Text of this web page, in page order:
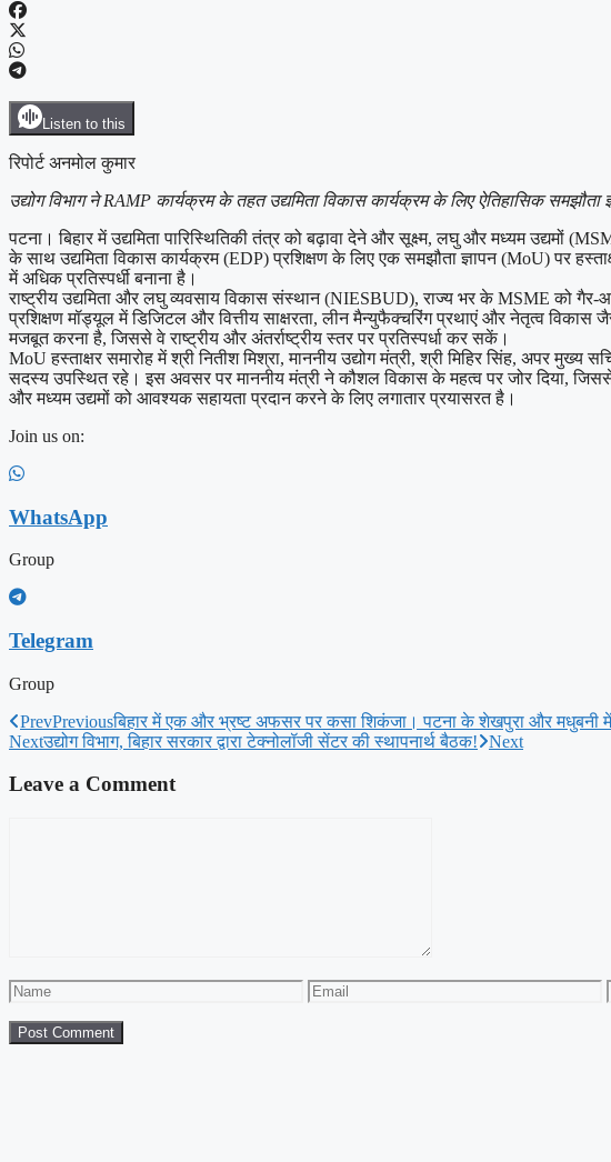
Listen to this
रिपोर्ट अनमोल कुमार
उद्योग विभाग ने RAMP कार्यक्रम के तहत उद्यमिता विकास कार्यक्रम के लिए ऐतिहासिक समझौता
पटना। बिहार में उद्यमिता पारिस्थितिकी तंत्र को बढ़ावा देने और सूक्ष्म, लघु और मध्यम उद्यमों
के साथ उद्यमिता विकास कार्यक्रम (EDP) प्रशिक्षण के लिए एक समझौता ज्ञापन (MoU) पर
में अधिक प्रतिस्पर्धी बनाना है।
राष्ट्रीय उद्यमिता और लघु व्यवसाय विकास संस्थान (NIESBUD), राज्य भर के MSME को गैर-
प्रशिक्षण मॉड्यूल में डिजिटल और वित्तीय साक्षरता, लीन मैन्युफैक्चरिंग प्रथाएं और नेतृत्व
मजबूत करना है, जिससे वे राष्ट्रीय और अंतर्राष्ट्रीय स्तर पर प्रतिस्पर्धा कर सकें।
MoU हस्ताक्षर समारोह में श्री नितीश मिश्रा, माननीय उद्योग मंत्री, श्री मिहिर सिंह, अपर
सदस्य उपस्थित रहे। इस अवसर पर माननीय मंत्री ने कौशल विकास के महत्व पर जोर दिया,
और मध्यम उद्यमों को आवश्यक सहायता प्रदान करने के लिए लगातार प्रयासरत है।
Join us on:
WhatsApp
Group
Telegram
Group
PrevPreviousबिहार में एक और भ्रष्ट अफसर पर कसा शिकंजा। पटना के शेखपुरा और मधुबनी में
Nextउद्योग विभाग, बिहार सरकार द्वारा टेक्नोलॉजी सेंटर की स्थापनार्थ बैठक! Next
Leave a Comment
Name Email